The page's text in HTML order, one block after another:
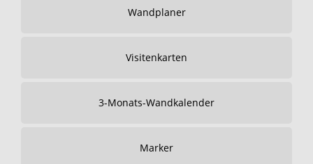
Wandplaner
Visitenkarten
3-Monats-Wandkalender
Marker